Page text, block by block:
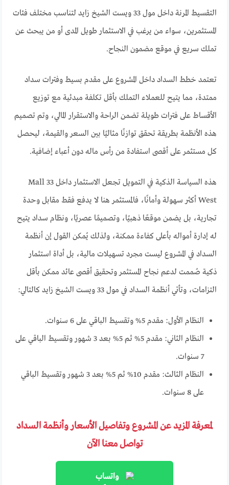
التقسيط المرنة داخل مول 33 ويست الشيخ زايد لتناسب مختلف فئات
المستثمرين، سواء من يرغب في الاستثمار طويل المدى أو من يبحث عن
تملك سريع في موقع مضمون النجاح.
تعتمد خطط السداد داخل المشروع على مقدم بسيط وفترات سداد
ممتدة، مما يتيح للعملاء التملك بأقل تكلفة مبدئية مع توزيع
الأقساط على فترات طويلة تضمن الراحة والاستقرار المالي، وتم تصميم
هذه الأنظمة بطريقة تحقق توازنًا مثاليًا بين السعر والقيمة، ليحصل
كل مستثمر على أقصى استفادة من رأس ماله دون أعباء إضافية.
هذه السياسة الذكية في التمويل تجعل الاستثمار داخل Mall 33
West أكثر سهولة وأمانًا، فالمستثمر هنا لا يدفع فقط مقابل وحدة
تجارية، بل يضمن موقعًا ذهبيًا، وتصميمًا عصريًا، ونظام سداد يتيح
له إدارة أمواله بأعلى كفاءة ممكنة، ولذلك يُمكن القول إن أنظمة
السداد في المشروع ليست مجرد تسهيلات مالية، بل أداة استثمار
ذكية صُممت لدعم نجاح المستثمر وتحقيق أقصى عائد ممكن بأقل
التزامات، وتأتي أنظمة السداد في مول 33 ويست الشيخ زايد كالتالي:
النظام الأول: مقدم 5% وتقسيط الباقي على 6 سنوات.
النظام الثاني: مقدم 5% ثم 5% بعد 3 شهور وتقسيط الباقي على
7 سنوات.
النظام الثالث: مقدم 10% ثم 5% بعد 3 شهور وتقسيط الباقي
على 8 سنوات.
لمعرفة المزيد عن المشروع وتفاصيل الأسعار وأنظمة السداد
تواصل معنا الآن
واتساب